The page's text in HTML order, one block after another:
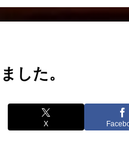
した。
X